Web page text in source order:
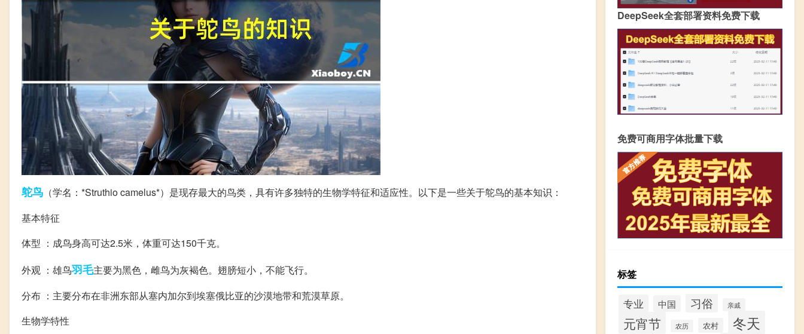
鸵鸟 （学名：*Struthio camelus*）是现存最大的鸟类，具有许多独特的生物学特征和适应性。以下是一些关于鸵鸟的基本知识：
基本特征
体型 ：成鸟身高可达2.5米，体重可达150千克。
外观 ：雄鸟羽毛主要为黑色，雌鸟为灰褐色。翅膀短小，不能飞行。
分布 ：主要分布在非洲东部从塞内加尔到埃塞俄比亚的沙漠地带和荒漠草原。
生物学特性
DeepSeek全套部署资料免费下载
免费可商用字体批量下载
标签
专业 中国 习俗 亲戚
元宵节 农历 农村 冬天